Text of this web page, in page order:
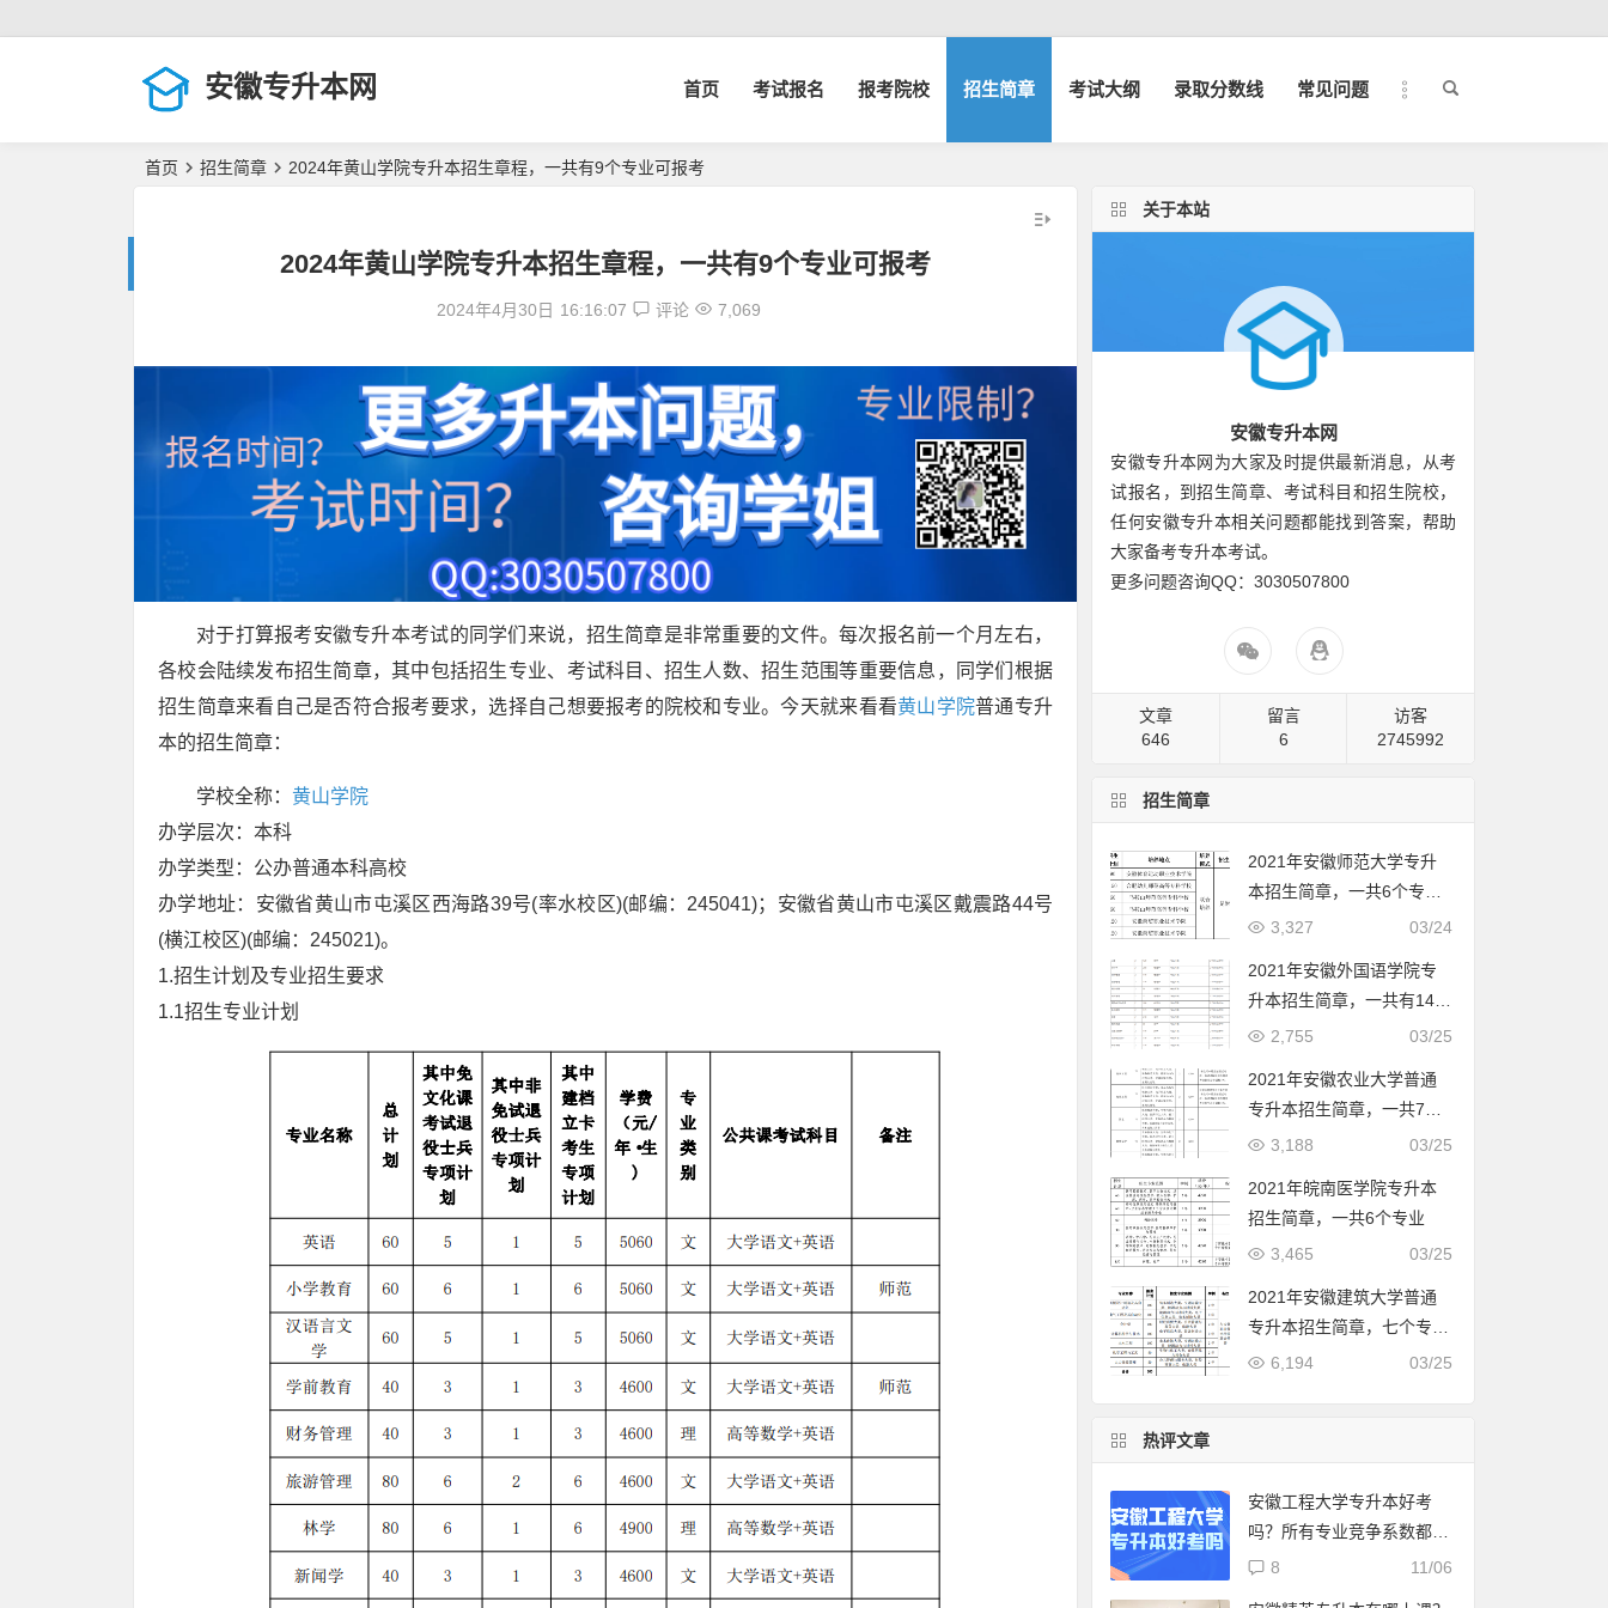
安徽专升本网 首页 考试报名 报考院校 招生简章 考试大纲 录取分数线 常见问题
首页 招生简章 2024年黄山学院专升本招生章程，一共有9个专业可报考
2024年黄山学院专升本招生章程，一共有9个专业可报考
2024年4月30日 16:16:07 评论 7,069
对于打算报考安徽专升本考试的同学们来说，招生简章是非常重要的文件。每次报名前一个月左右，
各校会陆续发布招生简章，其中包括招生专业、考试科目、招生人数、招生范围等重要信息，同学们根据
招生简章来看自己是否符合报考要求，选择自己想要报考的院校和专业。今天就来看看黄山学院普通专升
本的招生简章：
学校全称： 黄山学院
办学层次：本科
办学类型：公办普通本科高校
办学地址：安徽省黄山市屯溪区西海路39号(率水校区)(邮编：245041)；安徽省黄山市屯溪区戴震路44号
(横江校区)(邮编：245021)。
1.招生计划及专业招生要求
1.1招生专业计划
关于本站
安徽专升本网
安徽专升本网为大家及时提供最新消息，从考
试报名，到招生简章、考试科目和招生院校，
任何安徽专升本相关问题都能找到答案，帮助
大家备考专升本考试。
更多问题咨询QQ：3030507800
文章
646
留言
6
访客
2745992
招生简章
2021年安徽师范大学专升
本招生简章，一共6个专业
可报考
03/24
3,327
2021年安徽外国语学院专
升本招生简章，一共有14个
专业可报
03/25
2,755
2021年安徽农业大学普通
专升本招生简章，一共7个
专业
03/25
3,188
2021年皖南医学院专升本
招生简章，一共6个专业
03/25
3,465
2021年安徽建筑大学普通
专升本招生简章，七个专业
都是联合培养
03/25
6,194
热评文章
安徽工程大学专升本好考
吗？所有专业竞争系数都在
这了
11/06
8